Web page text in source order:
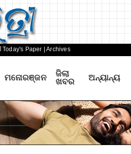
Today's Paper | Archives
ମନୋରଞ୍ଜନ
ଜିଲା
ଖବର
ଅନ୍ୟାନ୍ୟ